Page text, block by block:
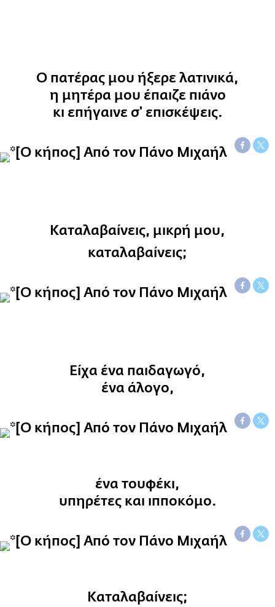
Ο πατέρας μου ήξερε λατινικά,
η μητέρα μου έπαιζε πιάνο
κι επήγαινε σ' επισκέψεις.
Καταλαβαίνεις, μικρή μου,
καταλαβαίνεις;
Είχα ένα παιδαγωγό,
ένα άλογο,
ένα τουφέκι,
υπηρέτες και ιπποκόμο.
Καταλαβαίνεις;